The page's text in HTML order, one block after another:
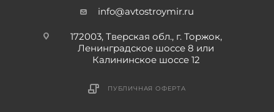
info@avtostroymir.ru
172003, Тверская обл., г. Торжок,
Ленинградское шоссе 8 или
Калининское шоссе 12
ПУБЛИЧНАЯ ОФЕРТА